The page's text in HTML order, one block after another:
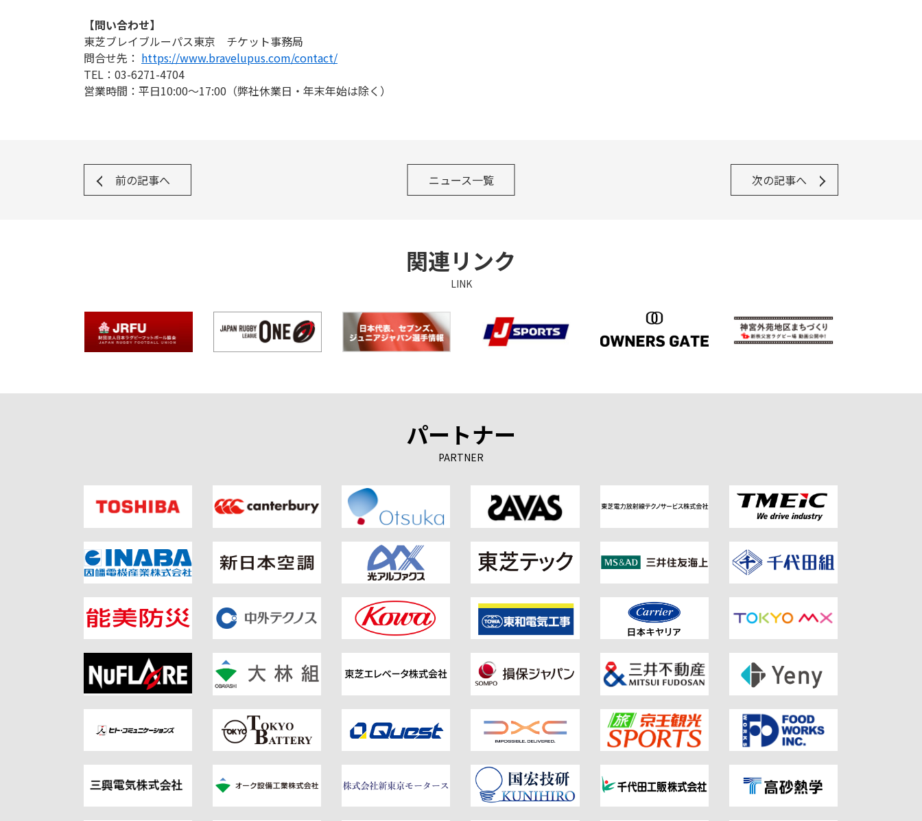
【問い合わせ】
東芝ブレイブルーパス東京 チケット事務局
問合せ先： https://www.bravelupus.com/contact/
TEL：03-6271-4704
営業時間：平日10:00～17:00（弊社休業日・年末年始は除く）
ニュース一覧
前の記事へ 次の記事へ
関連リンク
LINK
パートナー
PARTNER